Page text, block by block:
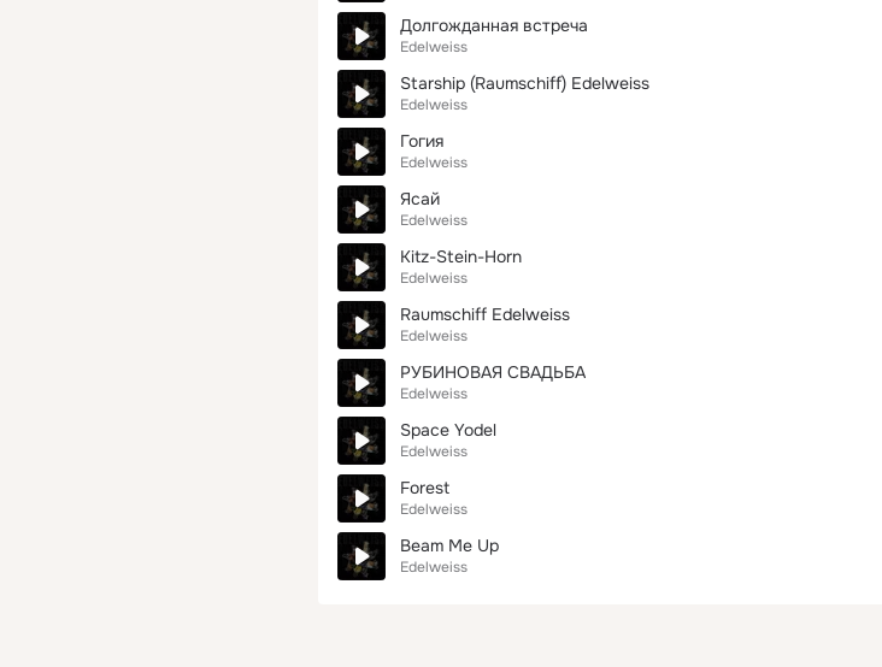
Долгожданная встреча
Edelweiss
Starship (Raumschiff) Edelweiss
Edelweiss
Гогия
Edelweiss
Ясай
Edelweiss
Kitz-Stein-Horn
Edelweiss
Raumschiff Edelweiss
Edelweiss
РУБИНОВАЯ СВАДЬБА
Edelweiss
Space Yodel
Edelweiss
Forest
Edelweiss
Beam Me Up
Edelweiss